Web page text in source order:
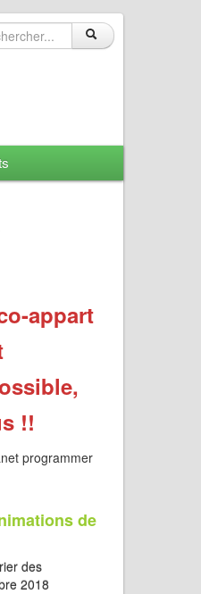
appart
!!
programmer
de
des
2018